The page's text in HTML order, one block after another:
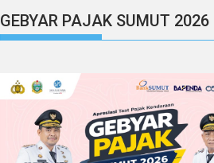
GEBYAR PAJAK SUMUT 2026